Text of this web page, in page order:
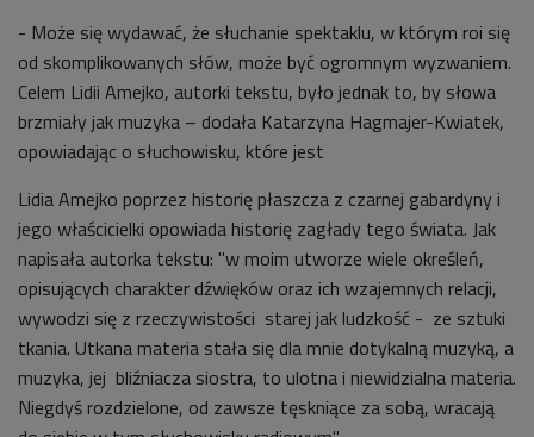
- Może się wydawać, że słuchanie spektaklu, w którym roi się
od skomplikowanych słów, może być ogromnym wyzwaniem.
Celem Lidii Amejko, autorki tekstu, było jednak to, by słowa
brzmiały jak muzyka – dodała Katarzyna Hagmajer-Kwiatek,
opowiadając o słuchowisku, które jest
Lidia Amejko poprzez historię płaszcza z czarnej gabardyny i
jego właścicielki opowiada historię zagłady tego świata. Jak
napisała autorka tekstu: "w moim utworze wiele określeń,
opisujących charakter dźwięków oraz ich wzajemnych relacji,
wywodzi się z rzeczywistości starej jak ludzkość - ze sztuki
tkania. Utkana materia stała się dla mnie dotykalną muzyką, a
muzyka, jej bliźniacza siostra, to ulotna i niewidzialna materia.
Niegdyś rozdzielone, od zawsze tęskniące za sobą, wracają